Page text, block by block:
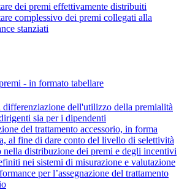
dei premi effettivamente distribuiti
complessivo dei premi collegati alla
stanziati
- in formato tabellare
differenziazione dell'utilizzo della premialità
sia per i dipendenti
del trattamento accessorio, in forma
al fine di dare conto del livello di selettività
nella distribuzione dei premi e degli incentivi
nei sistemi di misurazione e valutazione
per l’assegnazione del trattamento